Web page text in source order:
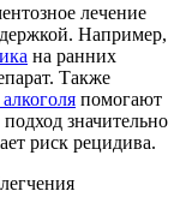
лечение
Например,
на ранних
Также
помогают
значительно
риск рецидива.